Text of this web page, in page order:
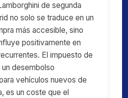
de segunda
no solo se traduce en un
más accesible, sino
positivamente en
El impuesto de
desembolso
vehículos nuevos de
es un coste que el